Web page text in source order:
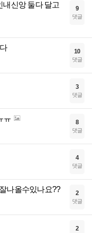
내신앙 둘다 달고
9
댓글
10
댓글
3
댓글
ㅠ 8
댓글
4
댓글
나올수있나요?? 2
댓글
2